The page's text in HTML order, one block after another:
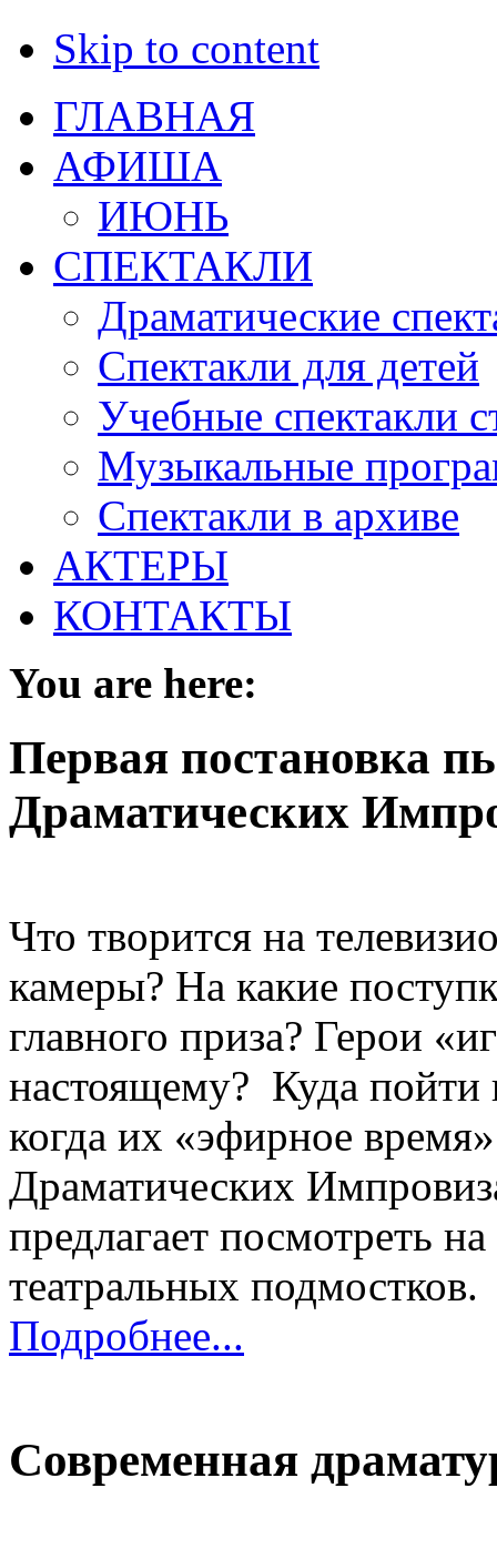
Skip to content
ГЛАВНАЯ
АФИША
ИЮНЬ
СПЕКТАКЛИ
Драматические
Спектакли для детей
Учебные спектакли
Музыкальные
Спектакли в архиве
АКТЕРЫ
КОНТАКТЫ
You are here:
Первая постановка
Драматических
Что творится на
камеры? На какие
главного приза? Герои
настоящему? Куда пойти
когда их «эфирное
Драматических
предлагает посмотреть
театральных подмостков.
Подробнее...
Современная